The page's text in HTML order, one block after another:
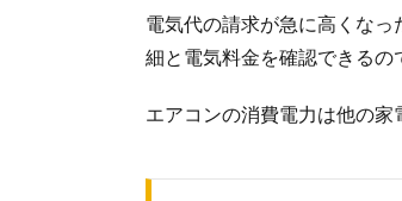
電気代の請求が急に高くな
細と電気料金を確認できるの
エアコンの消費電力は他の家